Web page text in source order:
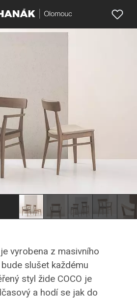
vyrobena z masivního
slušet každému
styl žide COCO je
a hodí se jak do